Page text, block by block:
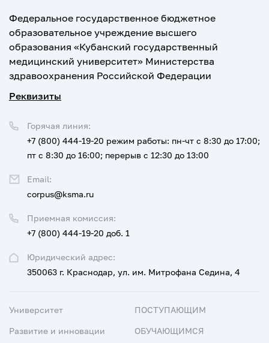
Федеральное государственное бюджетное
образовательное учреждение высшего
образования «Кубанский государственный
медицинский университет» Министерства
здравоохранения Российской Федерации
Реквизиты
Юридический адрес:
350063 г. Краснодар, ул. им. Митрофана Седина, 4
Приемная комиссия:
+7 (800) 444-19-20 доб. 1
Горячая линия:
+7 (800) 444-19-20 режим работы: пн-чт с 8:30 до 17:00;
пт с 8:30 до 16:00; перерыв с 12:30 до 13:00
Email:
corpus@ksma.ru
Университет
Развитие и инновации
ПОСТУПАЮЩИМ
ОБУЧАЮЩИМСЯ